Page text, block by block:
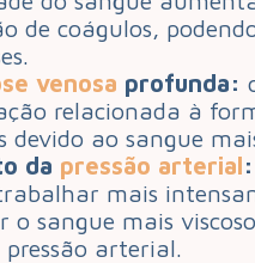
de coágulos,
venosa profunda:
relacionada à
devido ao sangue
da pressão arterial:
mais
o sangue mais
arterial.